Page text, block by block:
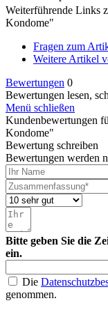
Weiterführende Links
Kondome"
Fragen zum
Weitere Artikel
Bewertungen 0
Bewertungen lesen,
Menü schließen
Kundenbewertungen
Kondome"
Bewertung schreiben
Bewertungen werden
Bitte geben Sie die
ein.
Die
genommen.